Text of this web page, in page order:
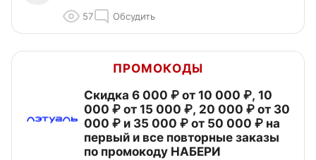
57 Обсудить
ПРОМОКОДЫ
Скидка 6 000 ₽ от 10 000 ₽, 10
000 ₽ от 15 000 ₽, 20 000 ₽ от 30
000 ₽ и 35 000 ₽ от 50 000 ₽ на
первый и все повторные заказы
по промокоду НАБЕРИ